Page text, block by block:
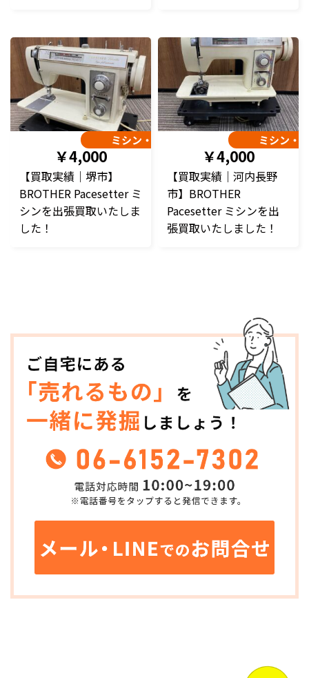
ミシン・編み機
￥4,000
【買取実績｜堺市】
BROTHER Pacesetter ミ
シンを出張買取いたしま
した！
ミシン・
￥4,000
【買取実績｜河内長野
市】BROTHER
Pacesetter ミシンを出
張買取いたしました！